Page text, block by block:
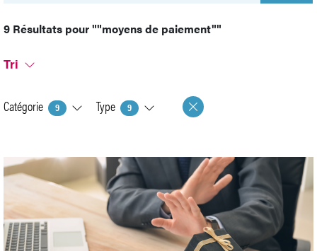
9 Résultats pour""moyens de paiement""
Tri
Catégorie 9 Type 9